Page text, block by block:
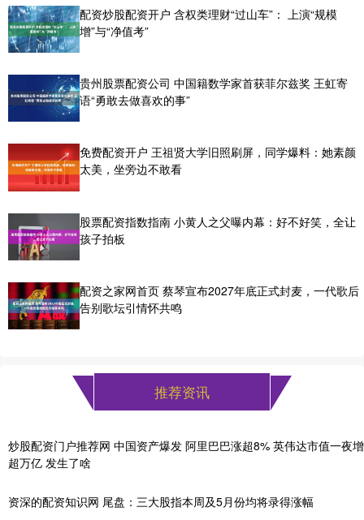
配资炒股配资开户 含权类理财“过山车”： 上演“规模
增”与“净值考”
贵州股票配资公司 中国籍数学家首获菲尔兹奖 王虹寄
语“勇敢去做喜欢的事”
免费配资开户 王祖贤大学旧照刷屏，同学爆料：她素颜
太美，坐旁边不敢看
股票配资指数指南 小黄人之父曝内幕：好不好笑，全让
孩子拍板
配资之家网首页 蔡琴宣布2027年底正式封麦，一代歌后
告别歌坛引情怀共鸣
推荐资讯
炒股配资门户推荐网 中国资产爆发 阿里巴巴涨超8% 英伟达市值一夜增
超万亿 发生了啥
资深的配资知识网 尾盘：三大股指本周及5月份均将录得涨幅